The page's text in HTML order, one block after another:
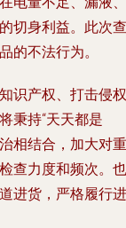
切身利益。此次查
的不法行为。
识产权、打击侵权
秉持“天天都是
相结合，加大对重
查力度和频次。也
进货，严格履行进